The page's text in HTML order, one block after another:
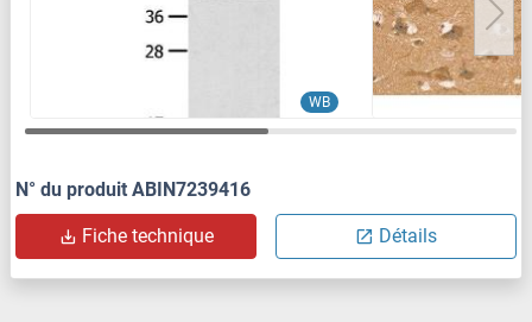
WB
N° du produit ABIN7239416
Fiche technique Détails